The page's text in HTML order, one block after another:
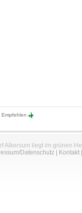
Empfehlen
Alkersum liegt im grünen
Datenschutz| Kontakt